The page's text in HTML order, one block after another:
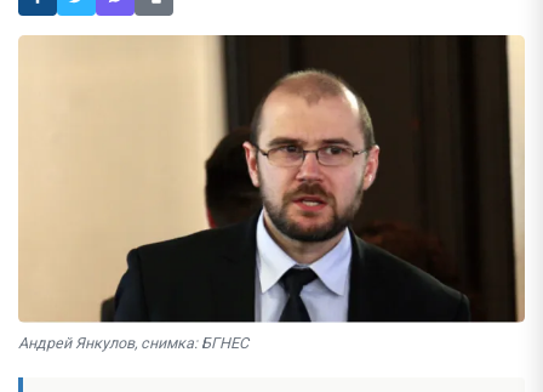
Андрей Янкулов, снимка: БГНЕС